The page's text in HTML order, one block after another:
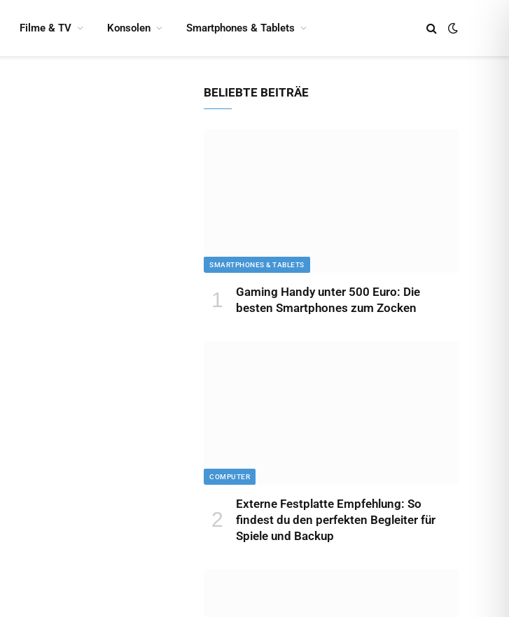
Filme & TV Konsolen Smartphones & Tablets
BELIEBTE BEITRÄE
SMARTPHONES & TABLETS
Gaming Handy unter 500 Euro: Die
besten Smartphones zum Zocken
COMPUTER
Externe Festplatte Empfehlung: So
findest du den perfekten Begleiter für
Spiele und Backup